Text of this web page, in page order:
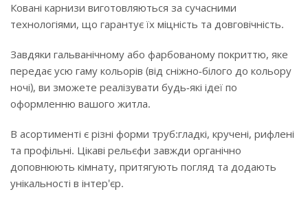
Ковані карнизи виготовляються за сучасними
технологіями, що гарантує їх міцність та довговічність.
Завдяки гальванічному або фарбованому покриттю, яке
передає усю гаму кольорів (від сніжно-білого до кольору
ночі), ви зможете реалізувати будь-які ідеї по
оформленню вашого житла.
В асортименті є різні форми труб:гладкі, кручені, рифлені
та профільні. Цікаві рельєфи завжди органічно
доповнюють кімнату, притягують погляд та додають
унікальності в інтер'єр.